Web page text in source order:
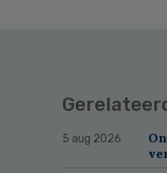
5 aug 2026